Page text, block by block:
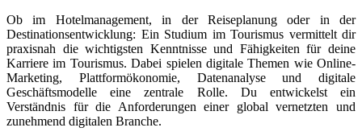
Ob im Hotelmanagement, in der Reiseplanung oder in der
Destinationsentwicklung: Ein Studium im Tourismus vermittelt dir
praxisnah die wichtigsten Kenntnisse und Fähigkeiten für deine
Karriere im Tourismus. Dabei spielen digitale Themen wie Online-
Marketing, Plattformökonomie, Datenanalyse und digitale
Geschäftsmodelle eine zentrale Rolle. Du entwickelst ein
Verständnis für die Anforderungen einer global vernetzten und
zunehmend digitalen Branche.